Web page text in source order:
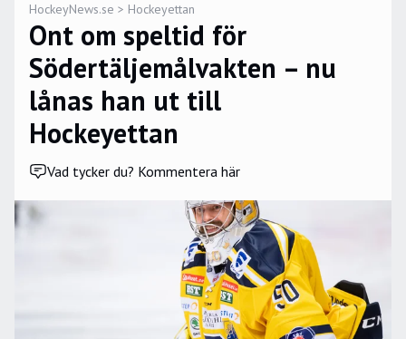
HockeyNews.se > Hockeyettan
Ont om speltid för
Södertäljemålvakten – nu
lånas han ut till
Hockeyettan
Vad tycker du? Kommentera här